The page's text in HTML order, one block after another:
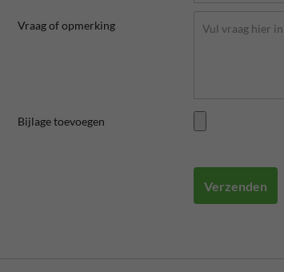
Vraag of opmerking
Bijlage toevoegen
Verzenden